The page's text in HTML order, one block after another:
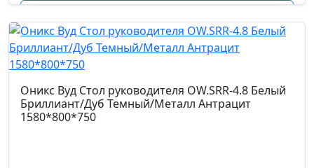
Допустимая нагрузка кг.
150.0
Код цвета
экокожа (Q-C-01)
Оникс Вуд Стол руководителя OW.SRR-4.8 Белый
Бриллиант/Дуб Темный/Металл Антрацит
1580*800*750